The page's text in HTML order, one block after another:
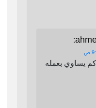
:
يساوي بعمله